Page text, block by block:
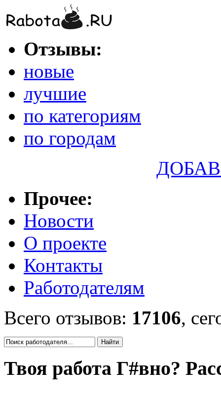
Отзывы:
новые
лучшие
по категориям
по городам
Прочее:
Новости
О проекте
Контакты
Работодателям
Всего отзывов: 17106,
Твоя работа Г#вно?